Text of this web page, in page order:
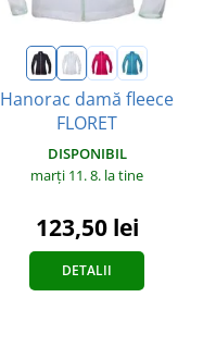
Hanorac damă fleece
FLORET
DISPONIBIL
marți 11. 8. la tine
123,50 lei
DETALII